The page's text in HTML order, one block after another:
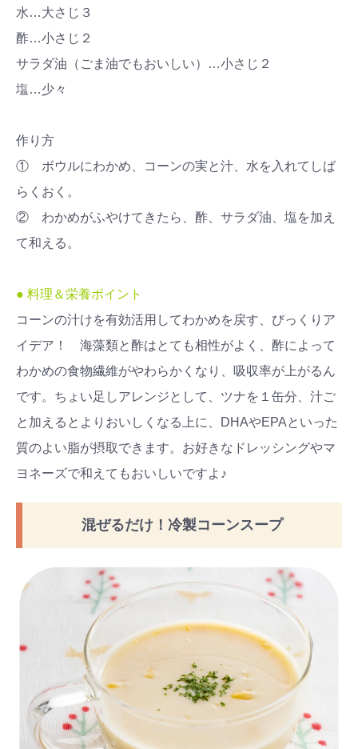
水…大さじ３
酢…小さじ２
サラダ油（ごま油でもおいしい）…小さじ２
塩…少々
作り方
① ボウルにわかめ、コーンの実と汁、水を入れてしば
らくおく。
② わかめがふやけてきたら、酢、サラダ油、塩を加え
て和える。
● 料理＆栄養ポイント
コーンの汁けを有効活用してわかめを戻す、びっくりア
イデア！ 海藻類と酢はとても相性がよく、酢によって
わかめの食物繊維がやわらかくなり、吸収率が上がるん
です。ちょい足しアレンジとして、ツナを１缶分、汁ご
と加えるとよりおいしくなる上に、DHAやEPAといった
質のよい脂が摂取できます。お好きなドレッシングやマ
ヨネーズで和えてもおいしいですよ♪
混ぜるだけ！冷製コーンスープ